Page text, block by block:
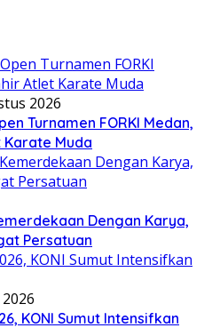
2026
Turnamen FORKI Medan,
Muda
Dengan Karya,
Persatuan
KONI Sumut Intensifkan